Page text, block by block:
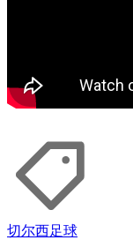
切尔西足球